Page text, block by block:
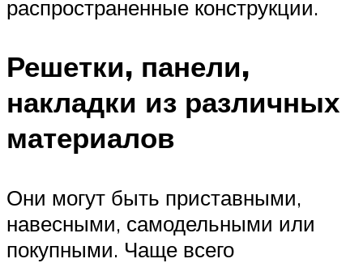
распространенные конструкции.
Решетки, панели,
накладки из различных
материалов
Они могут быть приставными,
навесными, самодельными или
покупными. Чаще всего